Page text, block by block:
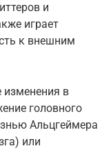
и
играет
к внешним
изменения в
головного
Альцгеймера
или